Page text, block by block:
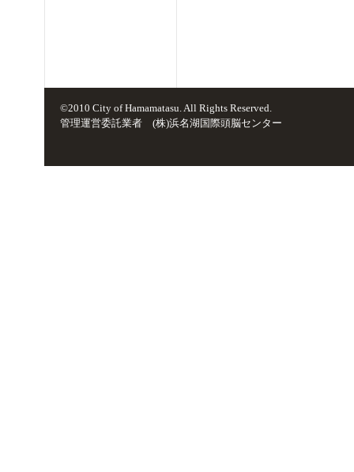
©2010 City of Hamamatasu. All Rights Reserved.
管理運営委託業者 (株)浜名湖国際頭脳センター